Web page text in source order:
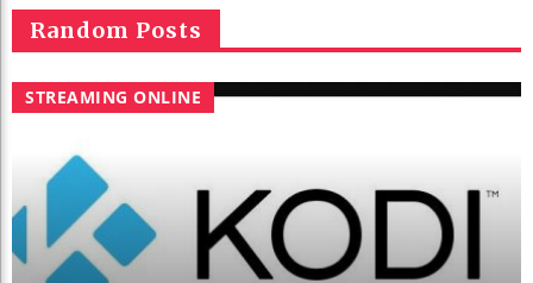
Random Posts
STREAMING ONLINE